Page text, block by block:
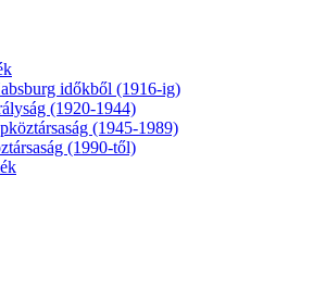
időkből (1916-ig)
(1920-1944)
(1945-1989)
(1990-től)